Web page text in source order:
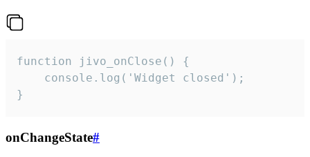
function jivo_onClose() {
    console.log('Widget closed');
}
onChangeState#